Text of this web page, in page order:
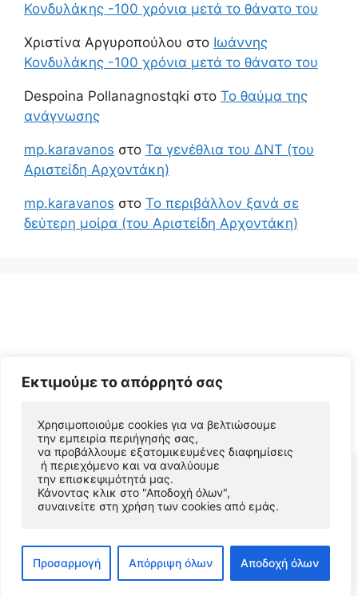
Εκτιμούμε το απόρρητό σας
Χρησιμοποιούμε cookies για να βελτιώσουμε
την εμπειρία περιήγησής σας,
να προβάλλουμε εξατομικευμένες διαφημίσεις
ή περιεχόμενο και να αναλύουμε
την επισκεψιμότητά μας.
Κάνοντας κλικ στο "Αποδοχή όλων",
συναινείτε στη χρήση των cookies από εμάς.
Προσαρμογή Απόρριψη όλων Αποδοχή όλων
Κονδυλάκης -100 χρόνια μετά το θάνατο του
Χριστίνα Αργυροπούλου στο Ιωάννης
Κονδυλάκης -100 χρόνια μετά το θάνατο του
Despoina Pollanagnostqki στο Το θαύμα της
ανάγνωσης
mp.karavanos στο Τα γενέθλια του ΔΝΤ (του
Αριστείδη Αρχοντάκη)
mp.karavanos στο Το περιβάλλον ξανά σε
δεύτερη μοίρα (του Αριστείδη Αρχοντάκη)
• Φτιαγμένο μεGeneratePress